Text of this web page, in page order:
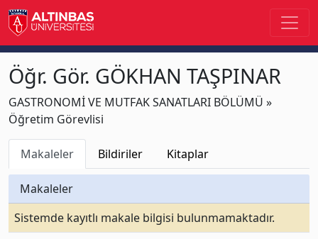
Öğr. Gör. GÖKHAN TAŞPINAR
GASTRONOMİ VE MUTFAK SANATLARI BÖLÜMÜ »
Öğretim Görevlisi
Makaleler Bildiriler Kitaplar
Makaleler
Sistemde kayıtlı makale bilgisi bulunmamaktadır.